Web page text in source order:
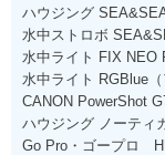
ハウジング
水中ストロボ
水中ライト FIX NEO
水中ライト RGBlue（
CANON PowerShot
ハウジング ノーティ
Go Pro・ゴープロ